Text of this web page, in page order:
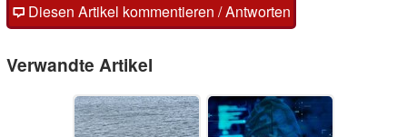
Diesen Artikel kommentieren / Antworten
Verwandte Artikel